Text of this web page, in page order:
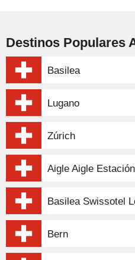
Destinos Populares
Basilea
Lugano
Zúrich
Aigle Aigle
Basilea Swissotel
Bern